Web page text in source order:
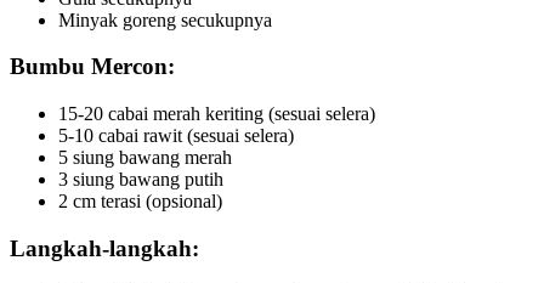
Minyak goreng secukupnya
Bumbu Mercon:
15-20 cabai merah keriting (sesuai selera)
5-10 cabai rawit (sesuai selera)
5 siung bawang merah
3 siung bawang putih
2 cm terasi (opsional)
Langkah-langkah: